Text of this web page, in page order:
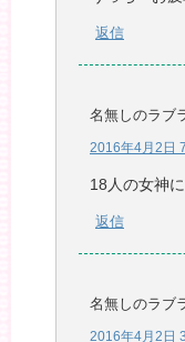
返信
名無しのラブ
2016年4月2日
18人の女神
返信
名無しのラブ
2016年4月2日